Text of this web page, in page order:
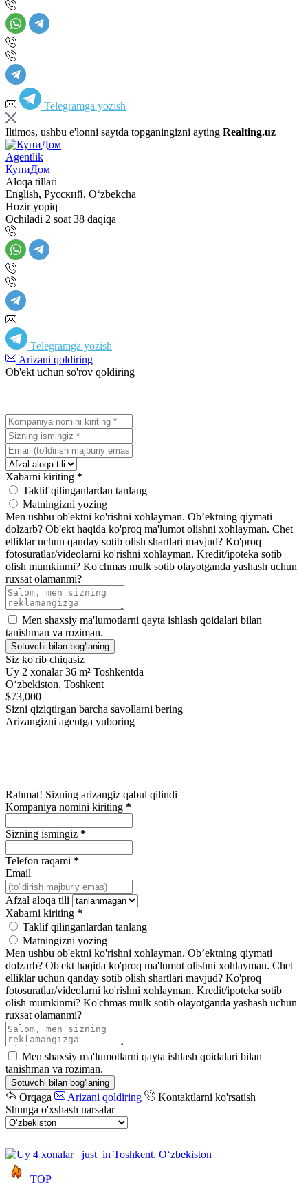
Telegramga yozish
Iltimos, ushbu e'lonni saytda topganingizni ayting Realting.uz
Agentlik
КупиДом
Aloqa tillari
English, Русский, Oʻzbekcha
Hozir yopiq
Ochiladi 2 soat 38 daqiqa
Telegramga yozish
Arizani qoldiring
Ob'ekt uchun so'rov qoldiring
Xabarni kiriting *
Taklif qilinganlardan tanlang
Matningizni yozing
Men ushbu ob'ektni ko'rishni xohlayman. Ob’ektning qiymati
dolzarb? Ob'ekt haqida ko'proq ma'lumot olishni xohlayman. Chet
elliklar uchun qanday sotib olish shartlari mavjud? Ko'proq
fotosuratlar/videolarni ko'rishni xohlayman. Kredit/ipoteka sotib
olish mumkinmi? Ko'chmas mulk sotib olayotganda yashash uchun
ruxsat olamanmi?
Men shaxsiy ma'lumotlarni qayta ishlash qoidalari bilan
tanishman va roziman.
Sotuvchi bilan bog'laning
Siz ko'rib chiqasiz
Uy 2 xonalar 36 m² Toshkentda
Oʻzbekiston, Toshkent
$73,000
Sizni qiziqtirgan barcha savollarni bering
Arizangizni agentga yuboring
Rahmat! Sizning arizangiz qabul qilindi
Kompaniya nomini kiriting *
Sizning ismingiz *
Telefon raqami *
Email
Afzal aloqa tili
Xabarni kiriting *
Taklif qilinganlardan tanlang
Matningizni yozing
Men ushbu ob'ektni ko'rishni xohlayman. Ob’ektning qiymati
dolzarb? Ob'ekt haqida ko'proq ma'lumot olishni xohlayman. Chet
elliklar uchun qanday sotib olish shartlari mavjud? Ko'proq
fotosuratlar/videolarni ko'rishni xohlayman. Kredit/ipoteka sotib
olish mumkinmi? Ko'chmas mulk sotib olayotganda yashash uchun
ruxsat olamanmi?
Men shaxsiy ma'lumotlarni qayta ishlash qoidalari bilan
tanishman va roziman.
Sotuvchi bilan bog'laning
Orqaga Arizani qoldiring
Kontaktlarni ko'rsatish
Shunga o'xshash narsalar
TOP